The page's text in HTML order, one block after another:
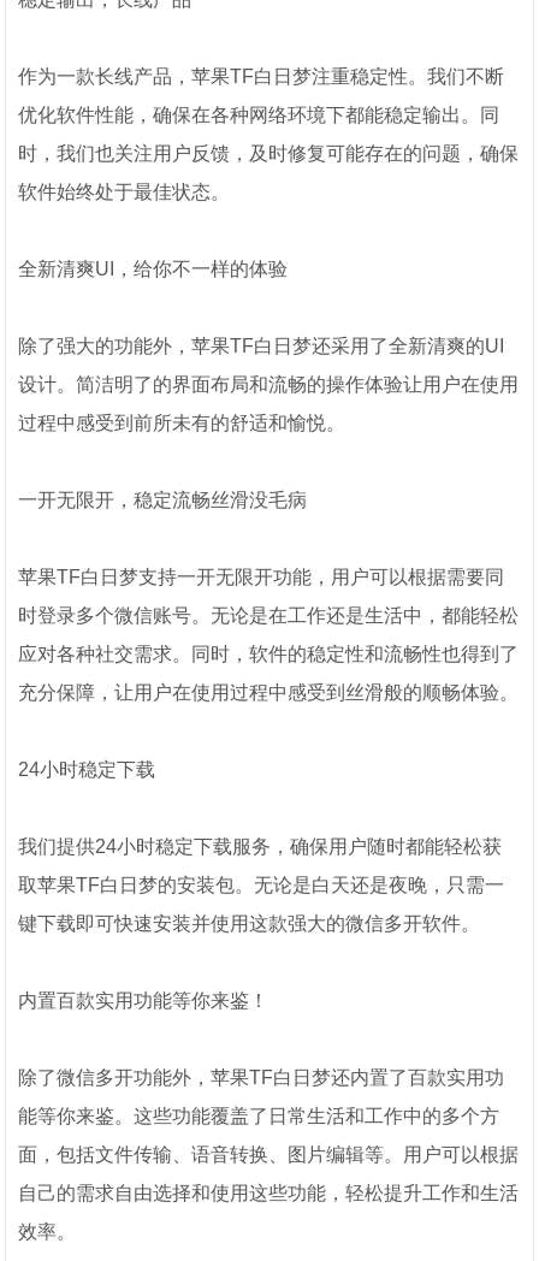
作为一款长线产品，苹果TF白日梦注重稳定性。我们不断
优化软件性能，确保在各种网络环境下都能稳定输出。同
时，我们也关注用户反馈，及时修复可能存在的问题，确保
软件始终处于最佳状态。
全新清爽UI，给你不一样的体验
除了强大的功能外，苹果TF白日梦还采用了全新清爽的UI
设计。简洁明了的界面布局和流畅的操作体验让用户在使用
过程中感受到前所未有的舒适和愉悦。
一开无限开，稳定流畅丝滑没毛病
苹果TF白日梦支持一开无限开功能，用户可以根据需要同
时登录多个微信账号。无论是在工作还是生活中，都能轻松
应对各种社交需求。同时，软件的稳定性和流畅性也得到了
充分保障，让用户在使用过程中感受到丝滑般的顺畅体验。
24小时稳定下载
我们提供24小时稳定下载服务，确保用户随时都能轻松获
取苹果TF白日梦的安装包。无论是白天还是夜晚，只需一
键下载即可快速安装并使用这款强大的微信多开软件。
内置百款实用功能等你来鉴！
除了微信多开功能外，苹果TF白日梦还内置了百款实用功
能等你来鉴。这些功能覆盖了日常生活和工作中的多个方
面，包括文件传输、语音转换、图片编辑等。用户可以根据
自己的需求自由选择和使用这些功能，轻松提升工作和生活
效率。